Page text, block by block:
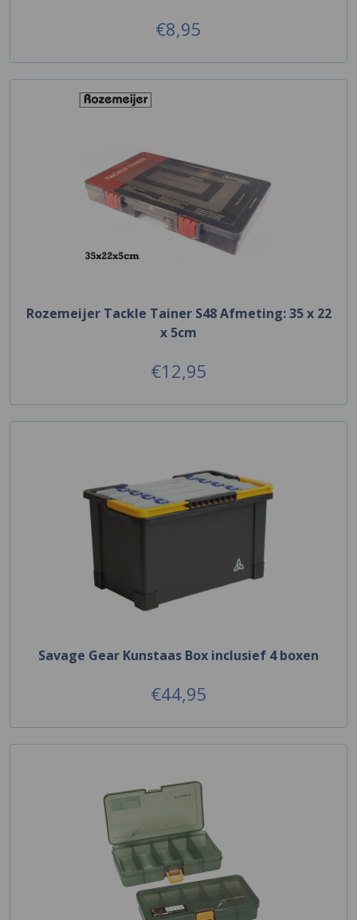
€8,95
Rozemeijer Tackle Tainer S48 Afmeting: 35 x 22
x 5cm
€12,95
Savage Gear Kunstaas Box inclusief 4 boxen
€44,95